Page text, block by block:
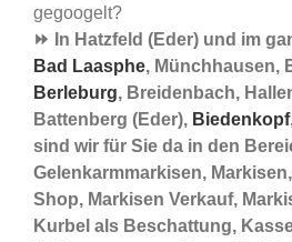
gegoogelt?
⏩ In Hatzfeld (Eder) und im
Bad Laasphe, Münchhausen,
Berleburg, Breidenbach,
Battenberg (Eder), Biedenkopf
sind wir für Sie da in den
Gelenkarmmarkisen,
Shop, Markisen Verkauf,
Kurbel als Beschattung,